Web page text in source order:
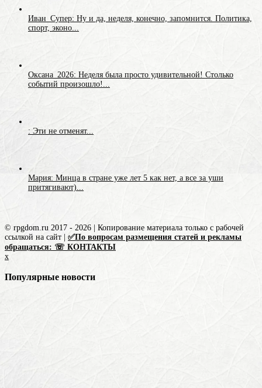
Иван_Супер: Ну и да, неделя, конечно, запомнится. Политика,
спорт, эконо...
Оксана_2026: Неделя была просто удивительной! Столько
событий произошло!...
: Эти не отменят...
Мария: Минца в стране уже лет 5 как нет, а все за уши
притягивают)...
© rpgdom.ru 2017 - 2026 | Копирование материала только с рабочей
ссылкой на сайт | ✅По вопросам размещения статей и рекламы
обращаться: ☏ КОНТАКТЫ
x
Популярные новости